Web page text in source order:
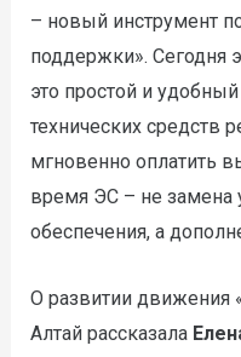
– новый инструмент
поддержки». Сегодня
это простой и
технических средств
мгновенно оплатить
время ЭС – не
обеспечения, а
О развитии движения
Алтай рассказала